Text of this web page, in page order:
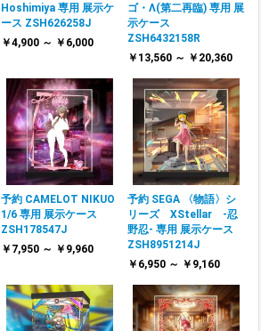
Hoshimiya 専用 展示ケ
ース ZSH626258J
￥4,900 ～ ￥6,000
ゴ・Λ(第二再臨) 専用 展
示ケース
ZSH6432158R
￥13,560 ～ ￥20,360
予約 CAMELOT NIKUO
1/6 専用 展示ケース
ZSH178547J
￥7,950 ～ ￥9,960
予約 SEGA 〈物語〉シ
リーズ XStellar ‐忍
野忍‐ 専用 展示ケース
ZSH8951214J
￥6,950 ～ ￥9,160